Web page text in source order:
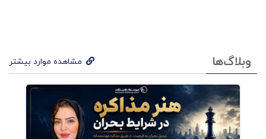
کلیدواژه ها
عکس پروفایل
وبلاگ‌ها مشاهده موارد بیشتر